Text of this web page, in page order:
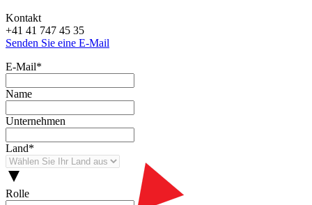
Kontakt
+41 41 747 45 35
Senden Sie eine E-Mail
E-Mail*
Name
Unternehmen
Land*
Rolle